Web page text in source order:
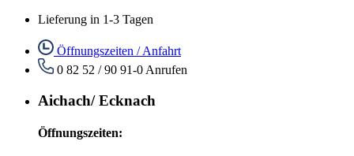
Lieferung in 1-3 Tagen
Öffnungszeiten / Anfahrt
0 82 52 / 90 91-0 Anrufen
Aichach/ Ecknach
Öffnungszeiten: